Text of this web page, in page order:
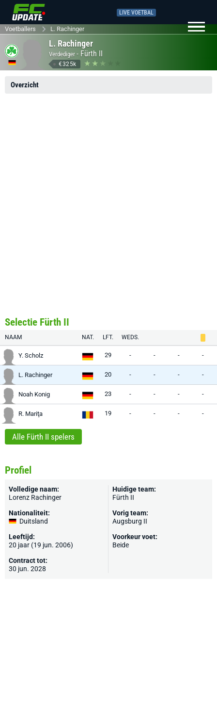
LIVE VOETBAL
Voetballers L. Rachinger
L. Rachinger
Verdediger - Fürth II
€325k
Overzicht
Selectie Fürth II
NAAM NAT. LFT. WEDS.
Y. Scholz 29 - - - -
L. Rachinger 20 - - - -
Noah Konig 23 - - - -
R. Mariţa 19 - - - -
Alle Fürth II spelers
Profiel
Volledige naam:
Lorenz Rachinger
Nationaliteit:
Duitsland
Leeftijd:
20 jaar (19 jun. 2006)
Contract tot:
30 jun. 2028
Huidige team:
Fürth II
Vorig team:
Augsburg II
Voorkeur voet:
Beide